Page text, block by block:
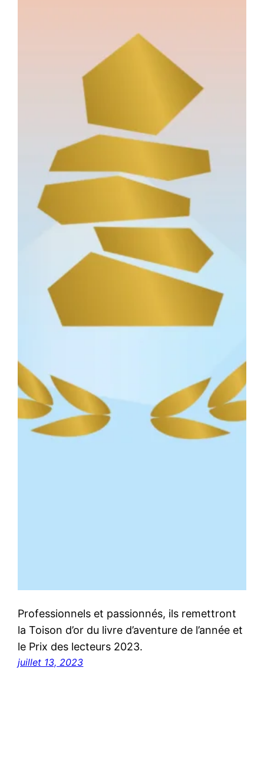
Professionnels et passionnés, ils remettront
la Toison d’or du livre d’aventure de l’année et
le Prix des lecteurs 2023.
juillet 13, 2023